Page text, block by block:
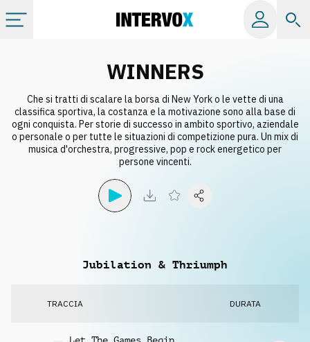
Album
Label
WINNERS
Che si tratti di scalare la borsa di New York o le vette di una
classifica sportiva, la costanza e la motivazione sono alla base di
ogni conquista. Per storie di successo in ambito sportivo, aziendale
o personale o per tutte le situazioni di competizione pura. Un mix di
musica d'orchestra, progressive, pop e rock energetico per
persone vincenti.
Jubilation & Thriumph
TRACCIA DURATA